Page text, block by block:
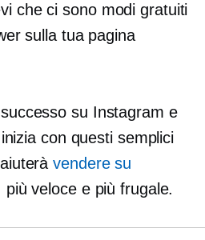
che ci sono modi gratuiti
sulla tua pagina
su Instagram e
con questi semplici
vendere su
più veloce e più frugale.